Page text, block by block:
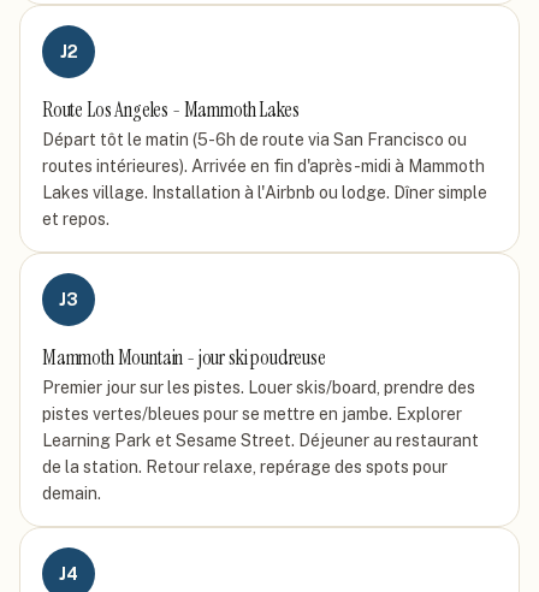
J2
Route Los Angeles - Mammoth Lakes
Départ tôt le matin (5-6h de route via San Francisco ou
routes intérieures). Arrivée en fin d'après-midi à Mammoth
Lakes village. Installation à l'Airbnb ou lodge. Dîner simple
et repos.
J3
Mammoth Mountain - jour ski poudreuse
Premier jour sur les pistes. Louer skis/board, prendre des
pistes vertes/bleues pour se mettre en jambe. Explorer
Learning Park et Sesame Street. Déjeuner au restaurant
de la station. Retour relaxe, repérage des spots pour
demain.
J4